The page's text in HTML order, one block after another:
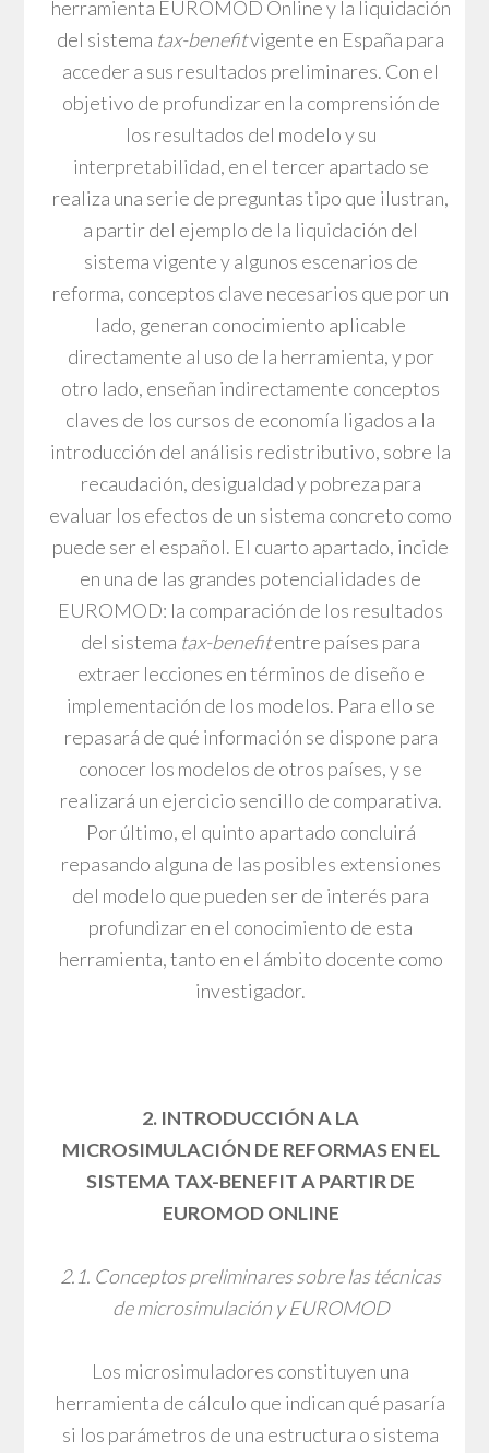
herramienta EUROMOD Online y la liquidación
del sistema tax-benefitvigente en España para
acceder a sus resultados preliminares. Con el
objetivo de profundizar en la comprensión de
los resultados del modelo y su
interpretabilidad, en el tercer apartado se
realiza una serie de preguntas tipo que ilustran,
a partir del ejemplo de la liquidación del
sistema vigente y algunos escenarios de
reforma, conceptos clave necesarios que por un
lado, generan conocimiento aplicable
directamente al uso de la herramienta, y por
otro lado, enseñan indirectamente conceptos
claves de los cursos de economía ligados a la
introducción del análisis redistributivo, sobre la
recaudación, desigualdad y pobreza para
evaluar los efectos de un sistema concreto como
puede ser el español. El cuarto apartado, incide
en una de las grandes potencialidades de
EUROMOD: la comparación de los resultados
del sistema tax-benefitentre países para
extraer lecciones en términos de diseño e
implementación de los modelos. Para ello se
repasará de qué información se dispone para
conocer los modelos de otros países, y se
realizará un ejercicio sencillo de comparativa.
Por último, el quinto apartado concluirá
repasando alguna de las posibles extensiones
del modelo que pueden ser de interés para
profundizar en el conocimiento de esta
herramienta, tanto en el ámbito docente como
investigador.
2. INTRODUCCIÓN A LA
MICROSIMULACIÓN DE REFORMAS EN EL
SISTEMA TAX-BENEFIT A PARTIR DE
EUROMOD ONLINE
2.1. Conceptos preliminares sobre las técnicas
de microsimulación y EUROMOD
Los microsimuladores constituyen una
herramienta de cálculo que indican qué pasaría
si los parámetros de una estructura o sistema